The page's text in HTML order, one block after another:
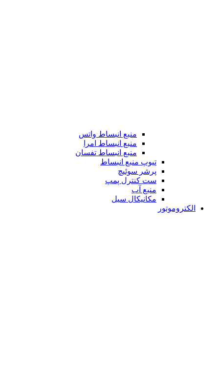
منبع انبساط واتس
منبع انبساط امرا
منبع انبساط تفسان
تیوپ منبع انبساط
پرشر سوئیچ
ست کنترل پمپ
منبع آب
مکانیکال سیل
الکتروموتور